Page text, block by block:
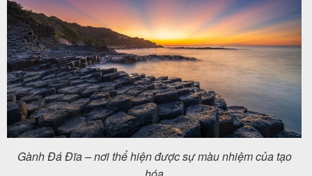
Gành Đá Đĩa – nơi thể hiện được sự màu nhiệm của tạo